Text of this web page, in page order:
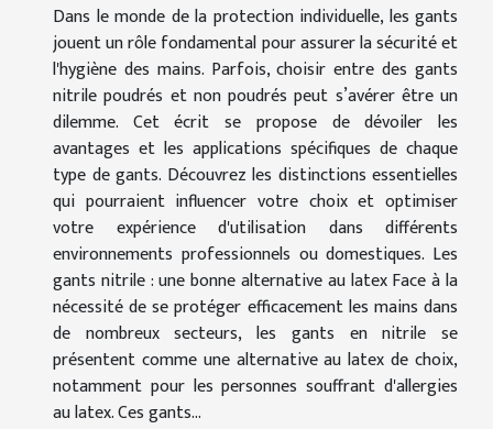
Dans le monde de la protection individuelle, les gants
jouent un rôle fondamental pour assurer la sécurité et
l'hygiène des mains. Parfois, choisir entre des gants
nitrile poudrés et non poudrés peut s’avérer être un
dilemme. Cet écrit se propose de dévoiler les
avantages et les applications spécifiques de chaque
type de gants. Découvrez les distinctions essentielles
qui pourraient influencer votre choix et optimiser
votre expérience d'utilisation dans différents
environnements professionnels ou domestiques. Les
gants nitrile : une bonne alternative au latex Face à la
nécessité de se protéger efficacement les mains dans
de nombreux secteurs, les gants en nitrile se
présentent comme une alternative au latex de choix,
notamment pour les personnes souffrant d'allergies
au latex. Ces gants...